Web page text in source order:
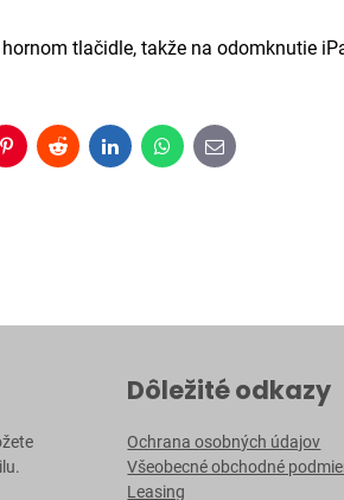
hornom tlačidle, takže na odomknutie
PinterestRedditLinkedInWhatsApp
E-
mail
.
Dôležité odkazy
Ochrana osobných údajov
Všeobecné obchodné
Leasing